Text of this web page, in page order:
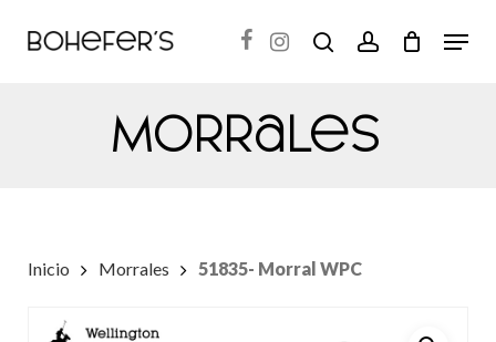
search accountMenu
Inicio Morrales 51835- Morral WPC
Morrales